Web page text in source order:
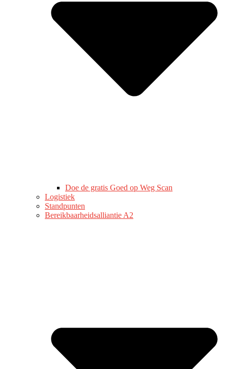
Doe de gratis Goed op Weg Scan
Logistiek
Standpunten
Bereikbaarheidsalliantie A2